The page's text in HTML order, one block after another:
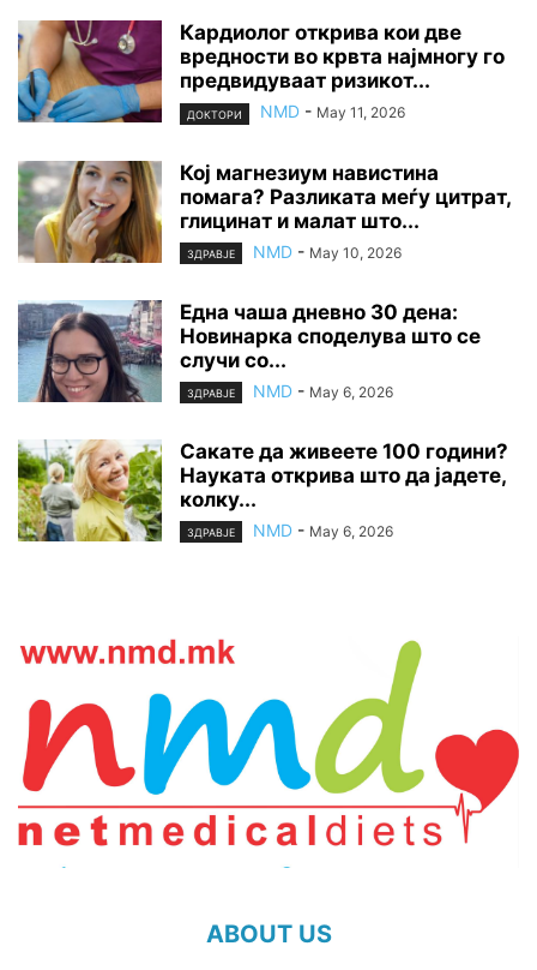
Кардиолог открива кои две
вредности во крвта најмногу го
предвидуваат ризикот...
ДОКТОРИ NMD - May 11, 2026
Кој магнезиум навистина
помага? Разликата меѓу цитрат,
глицинат и малат што...
ЗДРАВЈЕ NMD - May 10, 2026
Една чаша дневно 30 дена:
Новинарка споделува што се
случи со...
ЗДРАВЈЕ NMD - May 6, 2026
Сакате да живеете 100 години?
Науката открива што да јадете,
колку...
ЗДРАВЈЕ NMD - May 6, 2026
ABOUT US